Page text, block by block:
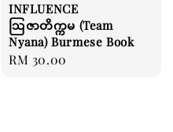
INFLUENCE
ဩဇာတိက္ကမ (Team
Nyana) Burmese Book
Regular
RM 30.00